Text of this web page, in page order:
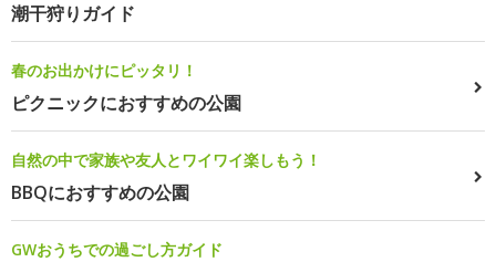
潮干狩りガイド
春のお出かけにピッタリ！
ピクニックにおすすめの公園
自然の中で家族や友人とワイワイ楽しもう！
BBQにおすすめの公園
GWおうちでの過ごし方ガイド